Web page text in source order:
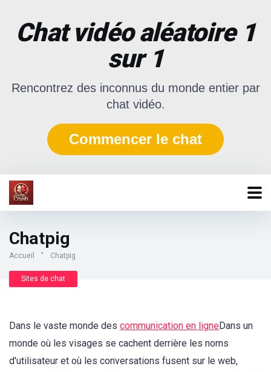
Chat vidéo aléatoire 1
sur 1
Rencontrez des inconnus du monde entier par
chat vidéo.
Commencer le chat
Chatpig
Accueil " Chatpig
Sites de chat
Dans le vaste monde des communication en ligneDans un
monde où les visages se cachent derrière les noms
d'utilisateur et où les conversations fusent sur le web,